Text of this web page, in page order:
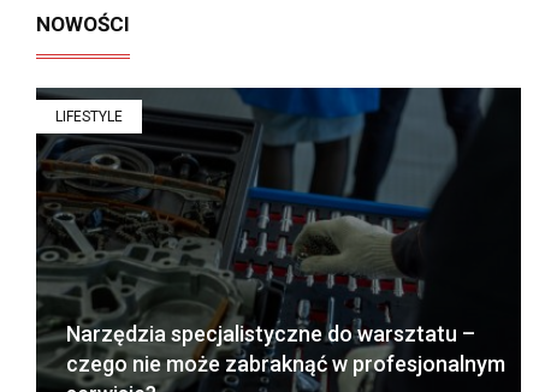
NOWOŚCI
LIFESTYLE
Narzędzia specjalistyczne do warsztatu –
czego nie może zabraknąć w profesjonalnym